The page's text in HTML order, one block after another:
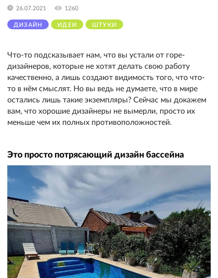
ДИЗАЙН ИДЕИ ШТУКИ
26.07.2021 1260
Что-то подсказывает нам, что вы устали от горе-
дизайнеров, которые не хотят делать свою работу
качественно, а лишь создают видимость того, что что-
то в нём смыслят. Но вы ведь не думаете, что в мире
остались лишь такие экземпляры? Сейчас мы докажем
вам, что хорошие дизайнеры не вымерли, просто их
меньше чем их полных противоположностей.
Это просто потрясающий дизайн бассейна